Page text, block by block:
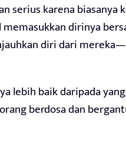
serius karena biasanya
dirinya
diri dari
lebih baik daripada
berdosa dan